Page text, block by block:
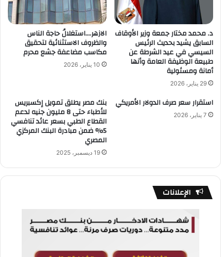
د. محمد مختار جمعة وزير الأوقاف
السابق يشيد بحديث الرئيس
السيسي في عيد الشرطة عن
طبيعة الوظيفة العامة وأنها
أمانة ومسئولية
29 يناير، 2026
الازهر….استغلالُ حاجة الناس
والظروف الاستثنائية لتحقيق
مكاسب مضاعفة جشع محرم
10 يناير، 2026
استقرار سعر صرف الدولار الأمريكي
7 يناير، 2026
بنك مصر يطلق تمويل إكسبريس
للأطباء حتى 8 مليون جنيه لدعم
القطاع الطبي بسعر عائد تنافسي
5% ضمن مبادرة البنك المركزي
المصري
19 ديسمبر، 2025
الإعلانات